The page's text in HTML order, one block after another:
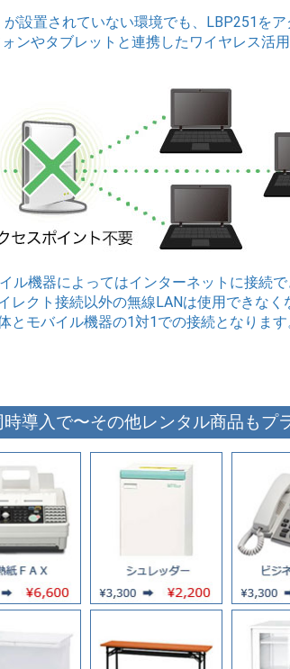
設置されていない環境でも、LBP251を
ンやタブレットと連携したワイヤレス活用
ル機器によってはインターネットに接続で
クト接続以外の無線LANは使用できなく
とモバイル機器の1対1での接続となりま
導入で〜その他レンタル商品もプ